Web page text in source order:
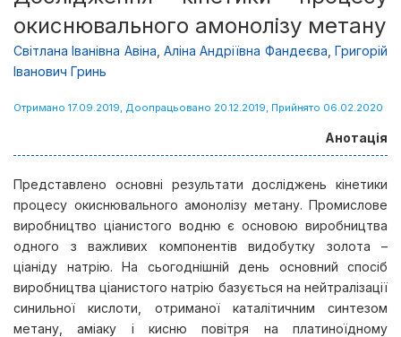
окиснювального амонолізу метану
Світлана Іванівна Авіна ,Аліна Андріївна Фандеєва ,Григорій
Іванович Гринь
Отримано 17.09.2019, Доопрацьовано 20.12.2019, Прийнято 06.02.2020
Анотація
Представлено основні результати досліджень кінетики
процесу окиснювального амонолізу метану. Промислове
виробництво ціанистого водню є основою виробництва
одного з важливих компонентів видобутку золота –
ціаніду натрію. На сьогоднішній день основний спосіб
виробництва ціанистого натрію базується на нейтралізації
синильної кислоти, отриманої каталітичним синтезом
метану, аміаку і кисню повітря на платиноїдному